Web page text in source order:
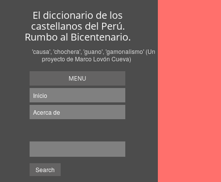
El diccionario de los
castellanos del Perú.
Rumbo al Bicentenario.
'causa', 'chochera', 'guano', 'gamonalismo' (Un
proyecto de Marco Lovón Cueva)
MENU
Inicio
Acerca de